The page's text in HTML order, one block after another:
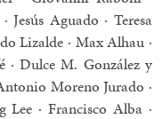
Jesús Aguado · Teresa
Lizalde · Max Alhau ·
· Dulce M. González y
Moreno Jurado ·
Lee · Francisco Alba ·